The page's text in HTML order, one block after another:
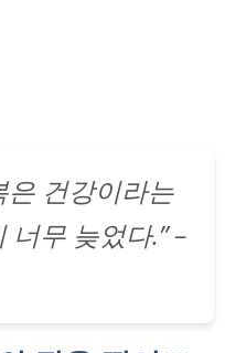
은 건강이라는
무 늦었다.” –